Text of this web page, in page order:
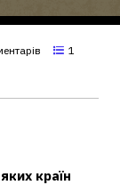
1
країн